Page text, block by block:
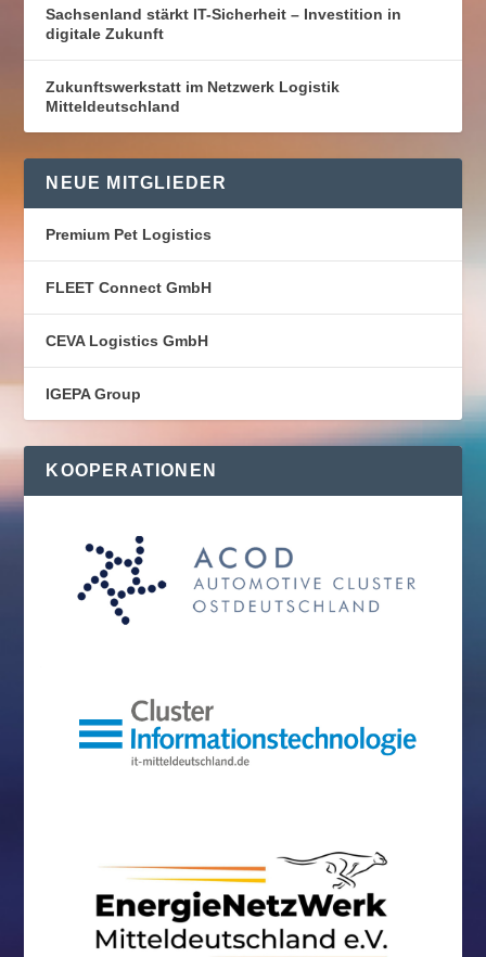
Sachsenland stärkt IT-Sicherheit – Investition in
digitale Zukunft
Zukunftswerkstatt im Netzwerk Logistik
Mitteldeutschland
NEUE MITGLIEDER
Premium Pet Logistics
FLEET Connect GmbH
CEVA Logistics GmbH
IGEPA Group
KOOPERATIONEN